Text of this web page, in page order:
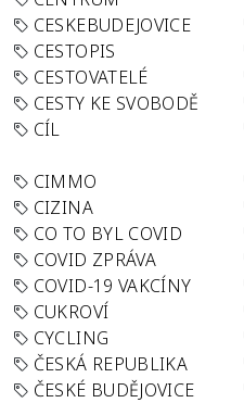
CESKEBUDEJOVICE
CESTOPIS
CESTOVATELÉ
CESTY KE SVOBODĚ
CÍL
CIMMO
CIZINA
CO TO BYL COVID
COVID ZPRÁVA
COVID-19 VAKCÍNY
CUKROVÍ
CYCLING
ČESKÁ REPUBLIKA
ČESKÉ BUDĚJOVICE